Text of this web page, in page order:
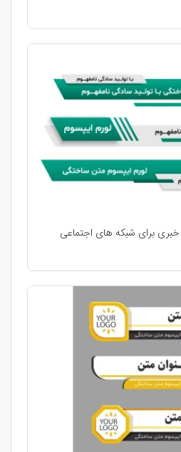
خبری برای شبکه های اجتماعی